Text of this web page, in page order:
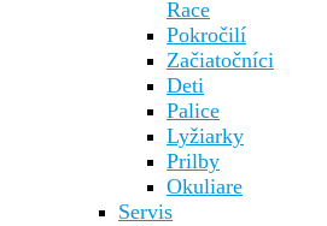
Race
Pokročilí
Začiatočníci
Deti
Palice
Lyžiarky
Prilby
Okuliare
Servis